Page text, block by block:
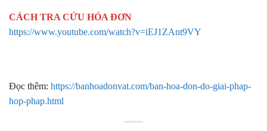
CÁCH TRA CỨU HÓA ĐƠN
https://www.youtube.com/watch?v=iEJ1ZAnt9VY
Đọc thêm: https://banhoadonvat.com/ban-hoa-don-do-giai-phap-
hop-phap.html